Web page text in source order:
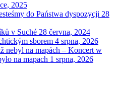
2025
do Państwa dyspozycji 28
v Suché 28 června, 2024
sborem 4 srpna, 2026
nebyl na mapách – Koncert w
na mapach 1 srpna, 2026